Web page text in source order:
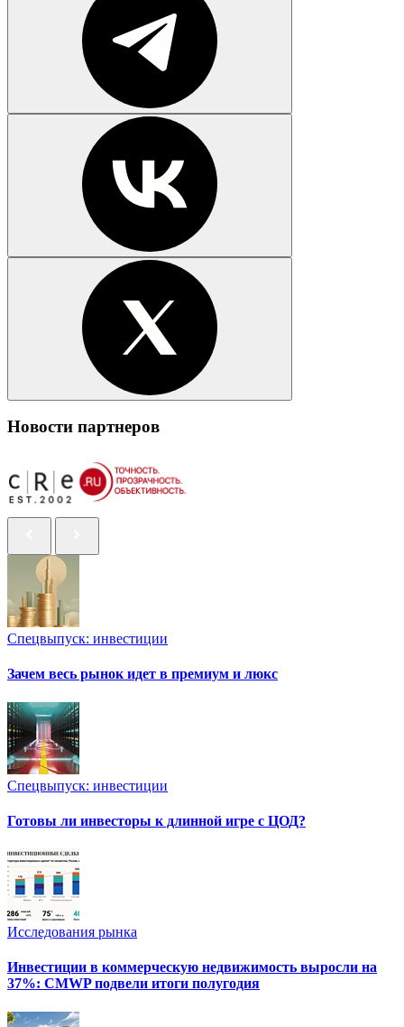
Новости партнеров
Спецвыпуск: инвестиции
Зачем весь рынок идет в премиум и люкс
Спецвыпуск: инвестиции
Готовы ли инвесторы к длинной игре с ЦОД?
Исследования рынка
Инвестиции в коммерческую недвижимость выросли на
37%: CMWP подвели итоги полугодия